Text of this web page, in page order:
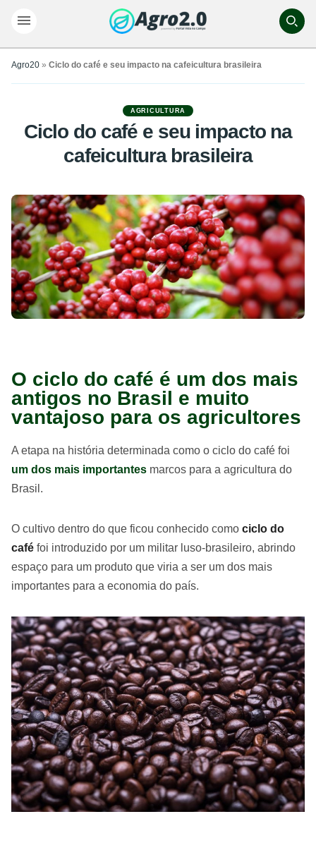
Agro20 » Ciclo do café e seu impacto na cafeicultura brasileira
AGRICULTURA
Ciclo do café e seu impacto na
cafeicultura brasileira
O ciclo do café é um dos mais
antigos no Brasil e muito
vantajoso para os agricultores
A etapa na história determinada como o ciclo do café foi
um dos mais importantes marcos para a agricultura do
Brasil.
O cultivo dentro do que ficou conhecido como ciclo do
café foi introduzido por um militar luso-brasileiro, abrindo
espaço para um produto que viria a ser um dos mais
importantes para a economia do país.